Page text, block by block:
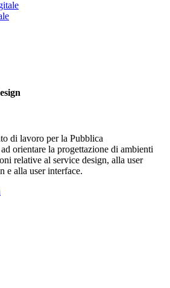
di lavoro per la Pubblica
orientare la progettazione di ambienti
relative al service design, alla user
e alla user interface.